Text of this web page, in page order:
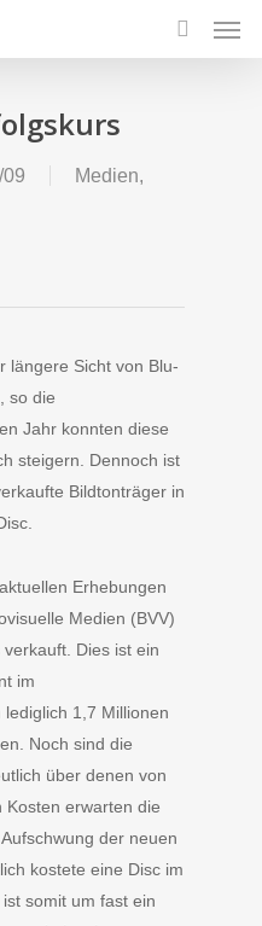
search
Medien,
längere Sicht von Blu-
so die
Jahr konnten diese
steigern. Dennoch ist
Bildtonträger in
Erhebungen
Medien (BVV)
Dies ist ein
im
1,7 Millionen
Noch sind die
über denen von
Kosten erwarten die
der neuen
kostete eine Disc im
somit um fast ein